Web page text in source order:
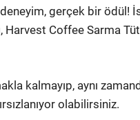
gerçek bir ödül!
Harvest Coffee Sarma
kalmayıp, aynı
olabilirsiniz.